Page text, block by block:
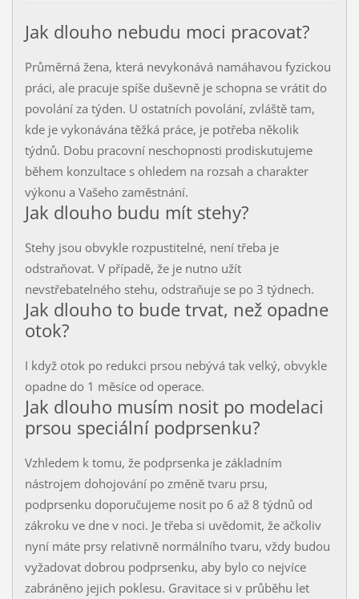
Jak dlouho nebudu moci pracovat?
Průměrná žena, která nevykonává namáhavou fyzickou
práci, ale pracuje spíše duševně je schopna se vrátit do
povolání za týden. U ostatních povolání, zvláště tam,
kde je vykonávána těžká práce, je potřeba několik
týdnů. Dobu pracovní neschopnosti prodiskutujeme
během konzultace s ohledem na rozsah a charakter
výkonu a Vašeho zaměstnání.
Jak dlouho budu mít stehy?
Stehy jsou obvykle rozpustitelné, není třeba je
odstraňovat. V případě, že je nutno užít
nevstřebatelného stehu, odstraňuje se po 3 týdnech.
Jak dlouho to bude trvat, než opadne
otok?
I když otok po redukci prsou nebývá tak velký, obvykle
opadne do 1 měsíce od operace.
Jak dlouho musím nosit po modelaci
prsou speciální podprsenku?
Vzhledem k tomu, že podprsenka je základním
nástrojem dohojování po změně tvaru prsu,
podprsenku doporučujeme nosit po 6 až 8 týdnů od
zákroku ve dne v noci. Je třeba si uvědomit, že ačkoliv
nyní máte prsy relativně normálního tvaru, vždy budou
vyžadovat dobrou podprsenku, aby bylo co nejvíce
zabráněno jejich poklesu. Gravitace si v průběhu let